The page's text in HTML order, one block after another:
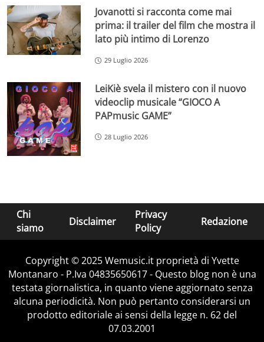
Jovanotti si racconta come mai
prima: il trailer del film che mostra il
lato più intimo di Lorenzo
29 Luglio 2026
LeiKiè svela il mistero con il nuovo
videoclip musicale “GIOCO A
PAPmusic GAME”
28 Luglio 2026
Chi
siamo
Disclaimer
Privacy
Policy
Redazione
Copyright © 2025 Wemusic.it proprietà di Yvette
Montanaro - P.Iva 04835650617 - Questo blog non è una
testata giornalistica, in quanto viene aggiornato senza
alcuna periodicità. Non può pertanto considerarsi un
prodotto editoriale ai sensi della legge n. 62 del
07.03.2001